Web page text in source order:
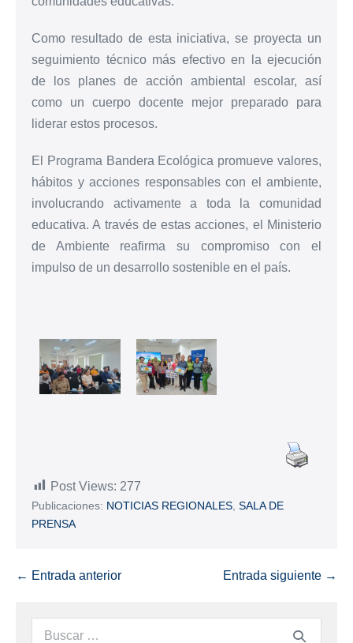
Como resultado de esta iniciativa, se proyecta un
seguimiento técnico más efectivo en la ejecución
de los planes de acción ambiental escolar, así
como un cuerpo docente mejor preparado para
liderar estos procesos.
El Programa Bandera Ecológica promueve valores,
hábitos y acciones responsables con el ambiente,
involucrando activamente a toda la comunidad
educativa. A través de estas acciones, el Ministerio
de Ambiente reafirma su compromiso con el
impulso de un desarrollo sostenible en el país.
Post Views: 277
Publicaciones: NOTICIAS REGIONALES SALA DE
PRENSA
← Entrada anterior Entrada siguiente →